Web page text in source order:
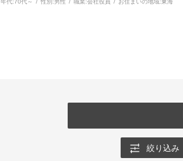
年代:70代～ 性別:男性 職業:会社役員 お住まいの地域:東海
絞り込み